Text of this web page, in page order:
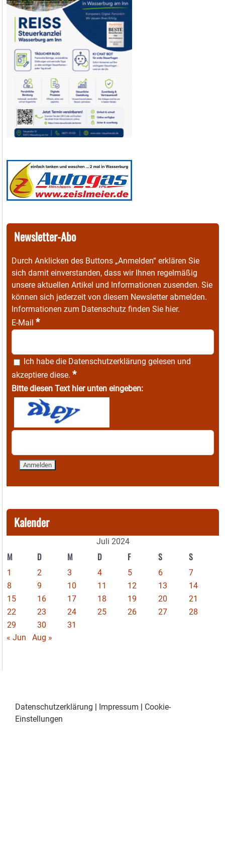
Newsletter-Abo
Durch Anklicken des Buttons „Anmelden“ erklären Sie
sich damit einverstanden, dass wir Ihnen regelmäßig
unsere aktuellen Artikel und Informationen zusenden. Sie
können sich jederzeit von diesem Newsletter abmelden.
Informationen zum Datenschutz finden Sie hier.
E-Mail *
Ich habe die Datenschutzerklärung gelesen und
akzeptiere diese. *
Bitte diesen Text hier unten eingeben:
Kalender
Juli 2024
M D M D F S S
1 2 3 4 5 6
7
8
9 10 11 12 13
14
15
16 17 18 19 20
21
22
23 24 25 26 27
28
29
30
31
« Jun
Aug »
Datenschutzerklärung Impressum
Cookie-
Einstellungen